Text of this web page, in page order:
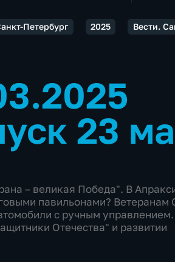
Петербург 2025 Вести.
23
– великая Победа". В
павильонами? Ветеранам
с ручным
Отечества" и развитии